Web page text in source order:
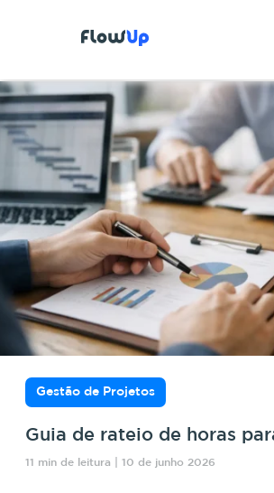
Gestão de Projetos
Guia de rateio de horas
11 min de leitura | 10 de junho 2026